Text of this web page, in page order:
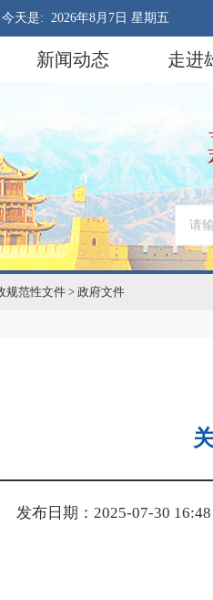
天是: 2026年8月7日 星期五
新闻动态 走进
规范性文件 > 政府文件
发布日期：2025-07-30 16:48